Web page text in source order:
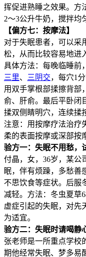
挥促进熟睡之效果。
2～3公升牛奶，搅拌均
【偏方七：按摩法】
对于失眠患者，可以采
松，从而比较容易地进
具体方法：每晚临睡前
三里、 三阴交，每穴1
用双手掌根部揉擦背部
俞、肝俞。最后平卧闭
揉双侧睛明穴，连续揉
注意：用按摩疗法治疗
柔的表面按摩或深部按
验方一：失眠不用愁，
付晶，女，36岁，某公
眠，伴有烦躁，多愁善
不思饮食等症状。后服
减轻。方法：冬虫夏草
虚症引起的失眠，对先
为适宜。
验方二：失眠时请喝静
张老师是一所重点学校
期他经常失眠、梦多易